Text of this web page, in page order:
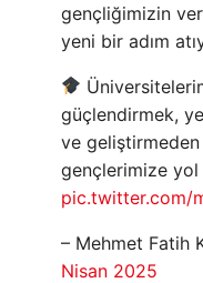
gençliğimizin
yeni bir adım
güçlendirmek,
ve
gençlerimize yol
pic.twitter.com/
– Mehmet Fatih
Nisan 2025